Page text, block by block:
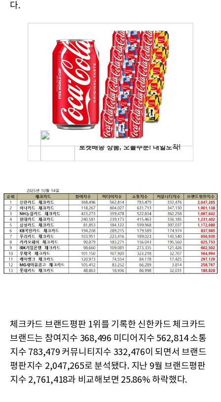
다.
체크카드 브랜드평판 1위를 기록한 신한카드 체크카드
브랜드는 참여지수 368,496 미디어지수 562,814 소통
지수 783,479 커뮤니티지수 332,476이 되면서 브랜드
평판지수 2,047,265로 분석됐다. 지난 9월 브랜드평판
지수 2,761,418과 비교해보면 25.86% 하락했다.